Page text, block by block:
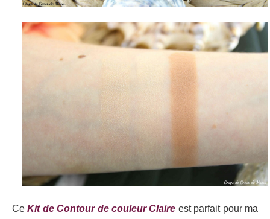
CeKit de Contour de couleur Claire est parfait pour ma